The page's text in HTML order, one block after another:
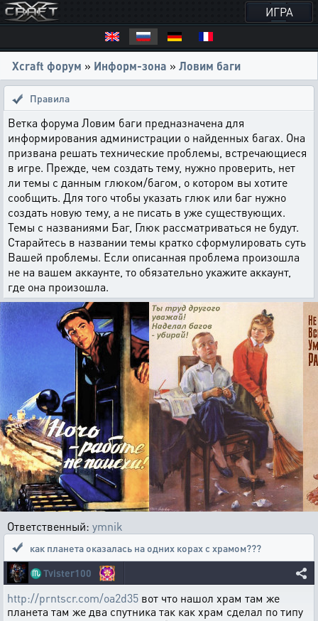
ИГРА
Xcraft форум » Информ-зона » Ловим баги
Правила
Ветка форума Ловим баги предназначена для
информирования администрации о найденных багах. Она
призвана решать технические проблемы, встречающиеся
в игре. Прежде, чем создать тему, нужно проверить, нет
ли темы с данным глюком/багом, о котором вы хотите
сообщить. Для того чтобы указать глюк или баг нужно
создать новую тему, а не писать в уже существующих.
Темы с названиями Баг, Глюк рассматриваться не будут.
Старайтесь в названии темы кратко сформулировать суть
Вашей проблемы. Если описанная проблема произошла
не на вашем аккаунте, то обязательно укажите аккаунт,
где она произошла.
Ответственный: ymnik
как планета оказалась на одних корах с храмом???
♏Tvister100
http://prntscr.com/oa2d35 вот что нашол храм там же
планета там же два спутника так как храм сделал по типу